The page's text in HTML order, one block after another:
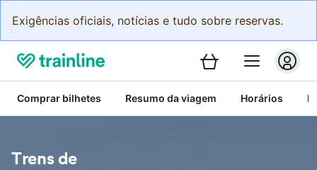
Exigências oficiais, notícias e tudo sobre reservas.
Comprar bilhetes Resumo da viagem Horários
Trens de